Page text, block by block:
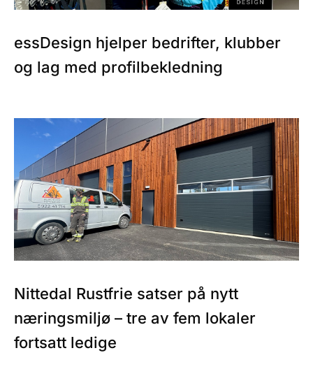
essDesign hjelper bedrifter, klubber
og lag med profilbekledning
Nittedal Rustfrie satser på nytt
næringsmiljø – tre av fem lokaler
fortsatt ledige